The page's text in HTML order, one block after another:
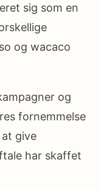
sig som en
og wacaco
og
fornemmelse
give
har skaffet